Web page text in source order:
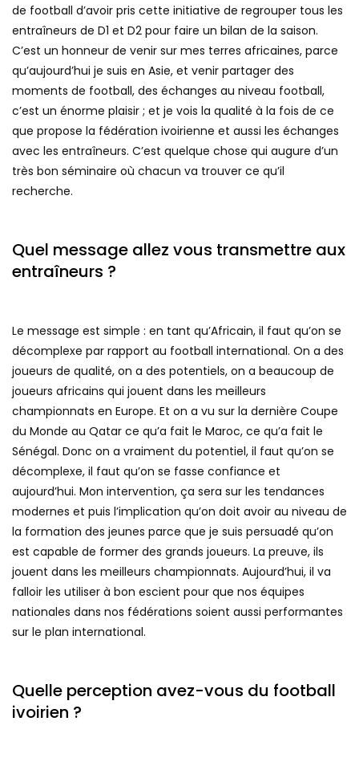
de football d’avoir pris cette initiative de regrouper tous les
entraîneurs de D1 et D2 pour faire un bilan de la saison.
C’est un honneur de venir sur mes terres africaines, parce
qu’aujourd’hui je suis en Asie, et venir partager des
moments de football, des échanges au niveau football,
c’est un énorme plaisir ; et je vois la qualité à la fois de ce
que propose la fédération ivoirienne et aussi les échanges
avec les entraîneurs. C’est quelque chose qui augure d’un
très bon séminaire où chacun va trouver ce qu’il
recherche.
Quel message allez vous transmettre aux
entraîneurs ?
Le message est simple : en tant qu’Africain, il faut qu’on se
décomplexe par rapport au football international. On a des
joueurs de qualité, on a des potentiels, on a beaucoup de
joueurs africains qui jouent dans les meilleurs
championnats en Europe. Et on a vu sur la dernière Coupe
du Monde au Qatar ce qu’a fait le Maroc, ce qu’a fait le
Sénégal. Donc on a vraiment du potentiel, il faut qu’on se
décomplexe, il faut qu’on se fasse confiance et
aujourd’hui. Mon intervention, ça sera sur les tendances
modernes et puis l’implication qu’on doit avoir au niveau de
la formation des jeunes parce que je suis persuadé qu’on
est capable de former des grands joueurs. La preuve, ils
jouent dans les meilleurs championnats. Aujourd’hui, il va
falloir les utiliser à bon escient pour que nos équipes
nationales dans nos fédérations soient aussi performantes
sur le plan international.
Quelle perception avez-vous du football
ivoirien ?